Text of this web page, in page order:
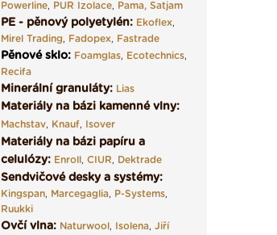
Powerline, PUR Izolace, Pama, Satjam
PE - pěnový polyetylén: Ekoflex,
Mirel Trading, Fadopex, Fastrade
Pěnové sklo: Foamglas, Ecotechnics,
Recifa
Minerální granuláty: Lias
Materiály na bázi kamenné vlny:
Machstav, Knauf, Isover
Materiály na bázi papíru a
celulózy: Enroll, CIUR, Dektrade
Sendvičové desky a systémy:
Kingspan, Marcegaglia, P-Systems,
Ruukki
Ovčí vlna: Naturwool, Isolena, Jiří